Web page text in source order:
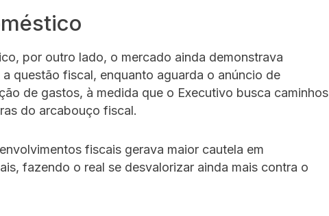
por outro lado, o mercado ainda demonstrava
questão fiscal, enquanto aguarda o anúncio de
de gastos, à medida que o Executivo busca caminhos
do arcabouço fiscal.
fiscais gerava maior cautela em
fazendo o real se desvalorizar ainda mais contra o